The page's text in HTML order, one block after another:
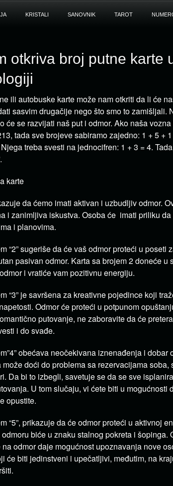
KRISTALI SANOVNIK TAROT
otkriva broj putne karte
ili autobuske karte može nam otkriti da li će
sasvim drugačije nego što smo to zamišljali.
će se razvijati naš put i odmor. Ako naša
tada sve brojeve sabiramo zajedno: 1 + 5 +
treba svesti na jednocifren: 1 + 3 = 4.
karte
da ćemo imati aktivan i uzbudljiv odmor.
i zanimljiva iskustva. Osoba će imati priliku
i planovima.
“2” sugeriše da će vaš odmor proteći u poseti
pasivan odmor. Karta sa brojem 2 doneće u
i vratiće vam pozitivnu energiju.
“3” je savršena za kreativne pojedince koji
Odmor će proteći u potpunom
putovanje, ne zaboravite da će
i do svađe.
obećava neočekivana iznenađenja i dobar
može doći do problema sa rezervacijama soba,
Da bi to izbegli, savetuje se da se sve
U tom slučaju, vi ćete biti u mogućnosti
opustite.
“5”, prikazuje da će odmor proteći u aktivnoj
biće u znaku stalnog pokreta i šopinga.
odmor daje mogućnost upoznavanja nove
će biti jedinstveni i upečatljivi, međutim, na